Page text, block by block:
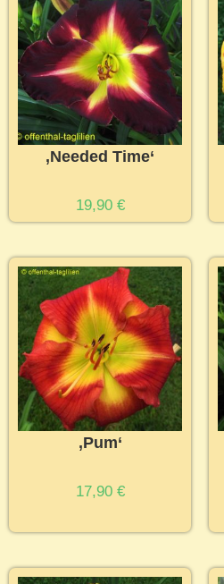
‚Needed Time‘
19,90 €
‚Pum‘
17,90 €